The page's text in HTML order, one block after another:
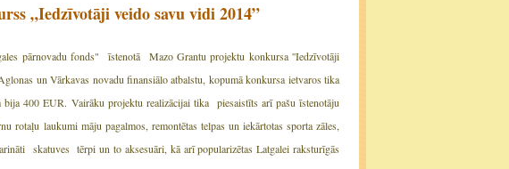
„Iedzīvotāji veido savu vidi 2014”
pārnovadu fonds" īstenotā Mazo Grantu projektu konkursa ''Iedzīvotāji
un Vārkavas novadu finansiālo atbalstu, kopumā konkursa ietvaros tika
400 EUR. Vairāku projektu realizācijai tika piesaistīts arī pašu īstenotāju
laukumi māju pagalmos, remontētas telpas un iekārtotas sporta zāles,
skatuves tērpi un to aksesuāri, kā arī popularizētas Latgalei raksturīgās